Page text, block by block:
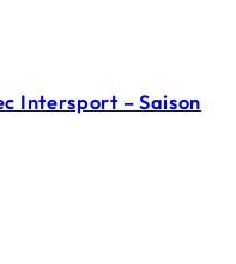
Intersport – Saison